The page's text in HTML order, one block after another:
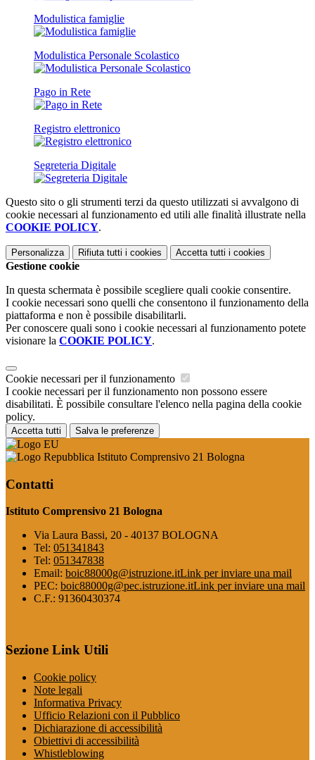
Modulistica famiglie
Modulistica Personale Scolastico
Pago in Rete
Registro elettronico
Segreteria Digitale
Questo sito o gli strumenti terzi da questo utilizzati si avvalgono di
cookie necessari al funzionamento ed utili alle finalità illustrate nella
COOKIE POLICY.
Personalizza Rifiuta tutti i cookies Accetta tutti i cookies
Gestione cookie
In questa schermata è possibile scegliere quali cookie consentire.
I cookie necessari sono quelli che consentono il funzionamento della
piattaforma e non è possibile disabilitarli.
Per conoscere quali sono i cookie necessari al funzionamento potete
visionare la COOKIE POLICY.
Cookie necessari per il funzionamento
I cookie necessari per il funzionamento non possono essere
disabilitati. È possibile consultare l'elenco nella pagina della cookie
policy.
Accetta tutti Salva le preferenze
Istituto Comprensivo 21 Bologna
Contatti
Istituto Comprensivo 21 Bologna
Via Laura Bassi, 20 - 40137 BOLOGNA
Tel: 051341843
Tel: 051347838
Email: boic88000g@istruzione.itLink per inviare una mail
PEC: boic88000g@pec.istruzione.itLink per inviare una mail
C.F.: 91360430374
Sezione Link Utili
Cookie policy
Note legali
Informativa Privacy
Ufficio Relazioni con il Pubblico
Dichiarazione di accessibilità
Obiettivi di accessibilità
Whistleblowing